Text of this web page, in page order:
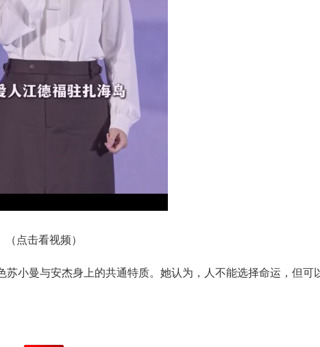
（点击看视频）
小曼与安杰身上的共通特质。她认为，人不能选择命运，但可